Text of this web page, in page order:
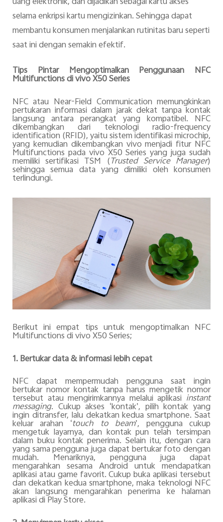
selama enkripsi kartu mengizinkan. Sehingga dapat
membantu konsumen menjalankan rutinitas baru seperti
saat ini dengan semakin efektif.
Tips Pintar Mengoptimalkan Penggunaan NFC
Multifunctions di vivo X50 Series
NFC atau Near-Field Communication memungkinkan
pertukaran informasi dalam jarak dekat tanpa kontak
langsung antara perangkat yang kompatibel. NFC
dikembangkan dari teknologi radio-frequency
identification (RFID), yaitu sistem identifikasi microchip,
yang kemudian dikembangkan vivo menjadi fitur NFC
Multifunctions pada vivo X50 Series yang juga sudah
memiliki sertifikasi TSM (Trusted Service Manager)
sehingga semua data yang dimiliki oleh konsumen
terlindungi.
Berikut ini empat tips untuk mengoptimalkan NFC
Multifunctions di vivo X50 Series;
1. Bertukar data & informasi lebih cepat
NFC dapat mempermudah pengguna saat ingin
bertukar nomor kontak tanpa harus mengetik nomor
tersebut atau mengirimkannya melalui aplikasi instant
messaging. Cukup akses ‘kontak’, pilih kontak yang
ingin ditransfer, lalu dekatkan kedua smartphone. Saat
keluar arahan ‘touch to beam’, pengguna cukup
mengetuk layarnya, dan kontak pun telah tersimpan
dalam buku kontak penerima. Selain itu, dengan cara
yang sama pengguna juga dapat bertukar foto dengan
mudah. Menariknya, pengguna juga dapat
mengarahkan sesama Android untuk mendapatkan
aplikasi atau game favorit. Cukup buka aplikasi tersebut
dan dekatkan kedua smartphone, maka teknologi NFC
akan langsung mengarahkan penerima ke halaman
aplikasi di Play Store.